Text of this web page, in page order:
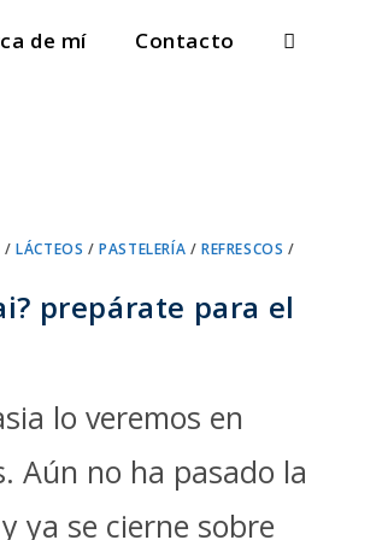
de mí Contacto Alternar
/LÁCTEOS /PASTELERÍA /REFRESCOS /
prepárate para el
lo veremos en
Aún no ha pasado la
ya se cierne sobre